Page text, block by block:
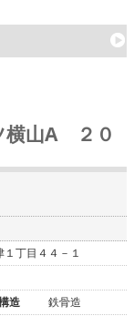
山A ２０
丁目４４－１
造
鉄骨造